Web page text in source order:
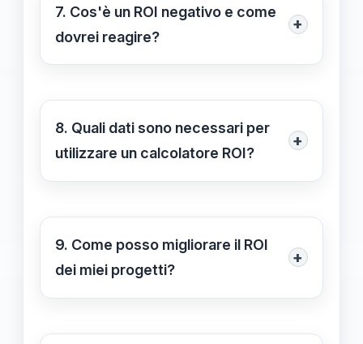
consentendo di valutare
costantemente i ritorni di piccole
7. Cos'è un ROI negativo e come
dovrei reagire?
+
Un ROI negativo indica che
questo caso, è consigliabile rivedere
la strategia adottata e valutare se
8. Quali dati sono necessari per
utilizzare un calcolatore ROI?
+
Per utilizzare un calcolatore ROI, è
totali dell'investimento, i guadagni
attesi e il tempo previsto per il ritorno
9. Come posso migliorare il ROI
dei miei progetti?
+
Per migliorare il ROI, puoi ottimizzare